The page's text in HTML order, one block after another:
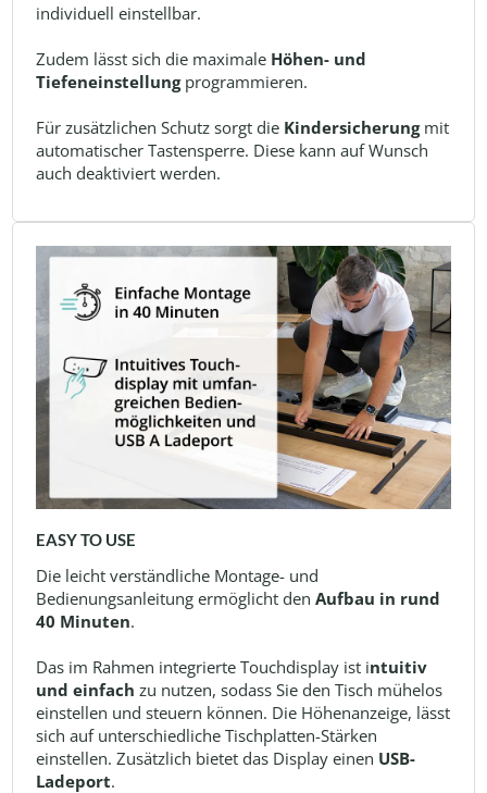
individuell einstellbar.
Zudem lässt sich die maximale Höhen- und
Tiefeneinstellung programmieren.
Für zusätzlichen Schutz sorgt die Kindersicherungmit
automatischer Tastensperre. Diese kann auf Wunsch
auch deaktiviert werden.
EASY TO USE
Die leicht verständliche Montage- und
Bedienungsanleitung ermöglicht denAufbau in rund
40 Minuten.
Das im Rahmen integrierte Touchdisplay ist intuitiv
und einfach zu nutzen, sodass Sie den Tisch mühelos
einstellen und steuern können. Die Höhenanzeige, lässt
sich auf unterschiedliche Tischplatten-Stärken
einstellen. Zusätzlich bietet das Display einen USB-
Ladeport.